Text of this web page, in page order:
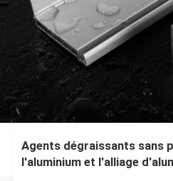
Agents dégraissants sans
l'aluminium et l'alliage